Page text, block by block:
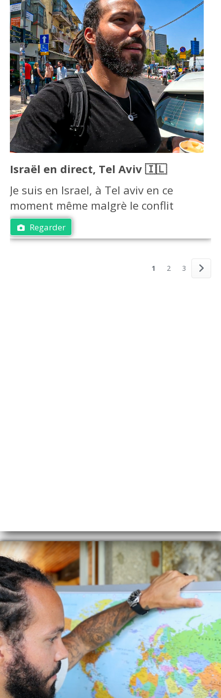
Israël en direct, Tel Aviv 🇮🇱
Je suis en Israel, à Tel aviv en ce
moment même malgrè le conflit
Regarder
1 2 3